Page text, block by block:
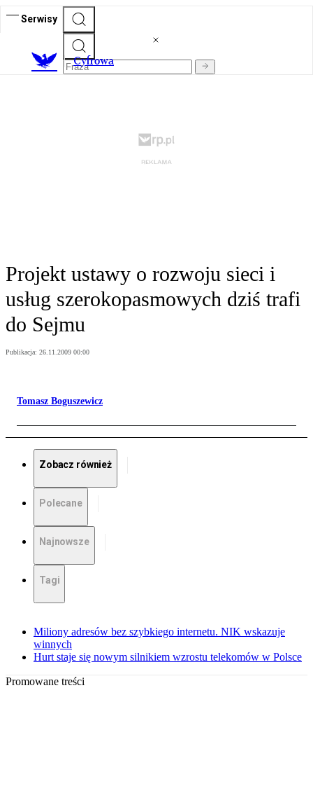
Serwisy
Cyfrowa
Projekt ustawy o rozwoju sieci i
usług szerokopasmowych dziś trafi
do Sejmu
Publikacja: 26.11.2009 00:00
Tomasz Boguszewicz
Zobacz również
Polecane
Najnowsze
Tagi
Miliony adresów bez szybkiego internetu. NIK wskazuje
winnych
Hurt staje się nowym silnikiem wzrostu telekomów w Polsce
Promowane treści